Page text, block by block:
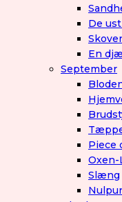
De
En
September
Piece
Oxen-
Slæng